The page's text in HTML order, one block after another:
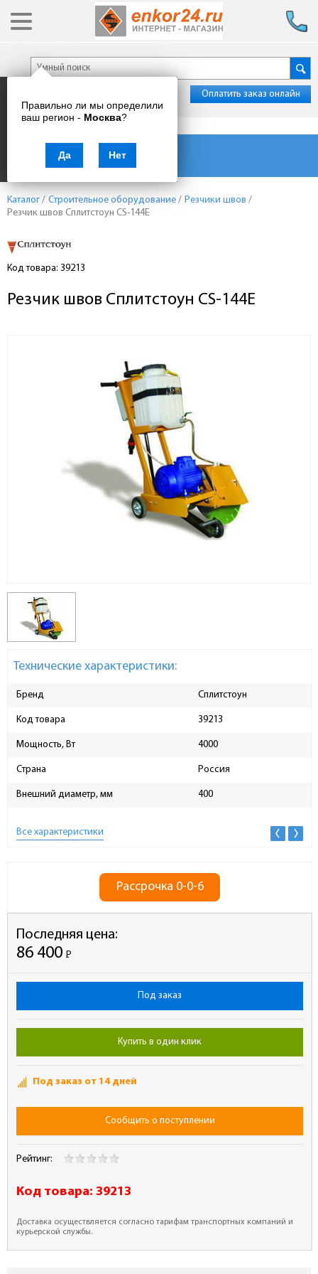
Правильно ли мы определили
ваш регион - Москва?
Да Нет
Оплатить заказ онлайн
Каталог товаров
Каталог / Строительное оборудование / Резчики швов /
Резчик швов Сплитстоун CS-144E
Код товара: 39213
Резчик швов Сплитстоун CS-144E
Технические характеристики:
Бренд Сплитстоун
Код товара 39213
Мощность, Вт 4000
Страна Россия
Внешний диаметр, мм 400
Все характеристики
Рассрочка 0-0-6
Последняя цена:
86 400 Р
-
Под заказ
Купить в один клик
Под заказ от 14 дней
Сообщить о поступлении
Рейтинг:
Код товара: 39213
Доставка осуществляется согласно тарифам транспортных компаний и
курьерской службы.